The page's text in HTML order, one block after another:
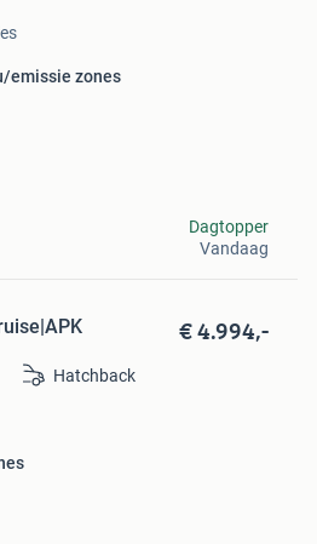
emissie zones
Dagtopper
Vandaag
€ 4.994,-
Hatchback